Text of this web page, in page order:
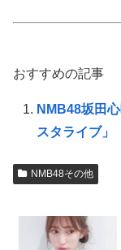
おすすめの記事
NMB48坂田
スタライブ」
NMB48その他